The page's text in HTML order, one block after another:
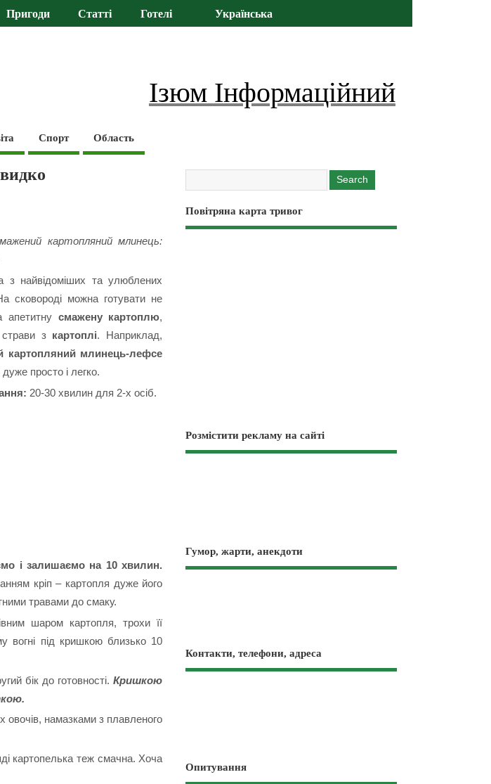
Пригоди Статті Готелі Українська
Ізюм Інформаційний
Спорт Область
картопляний млинець:
з найвідоміших та улюблених
сковороді можна готувати не
апетитну смажену картоплю,
з картоплі. Наприклад,
картопляний млинець-лефсе
просто і легко.
20-30 хвилин для 2-х осіб.
і залишаємо на 10 хвилин.
кріп – картопля дуже його
травами до смаку.
шаром картопля, трохи її
вогні під кришкою близько 10
бік до готовності.Кришкою
овочів, намазками з плавленого
картопелька теж смачна. Хоча
Повітряна карта тривог
Розмістити рекламу на сайті
Гумор, жарти, анекдоти
Контакти, телефони, адреса
Опитування